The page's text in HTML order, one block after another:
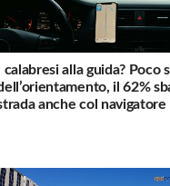
I calabresi alla guida? Poco
il 62%
anche col navigatore